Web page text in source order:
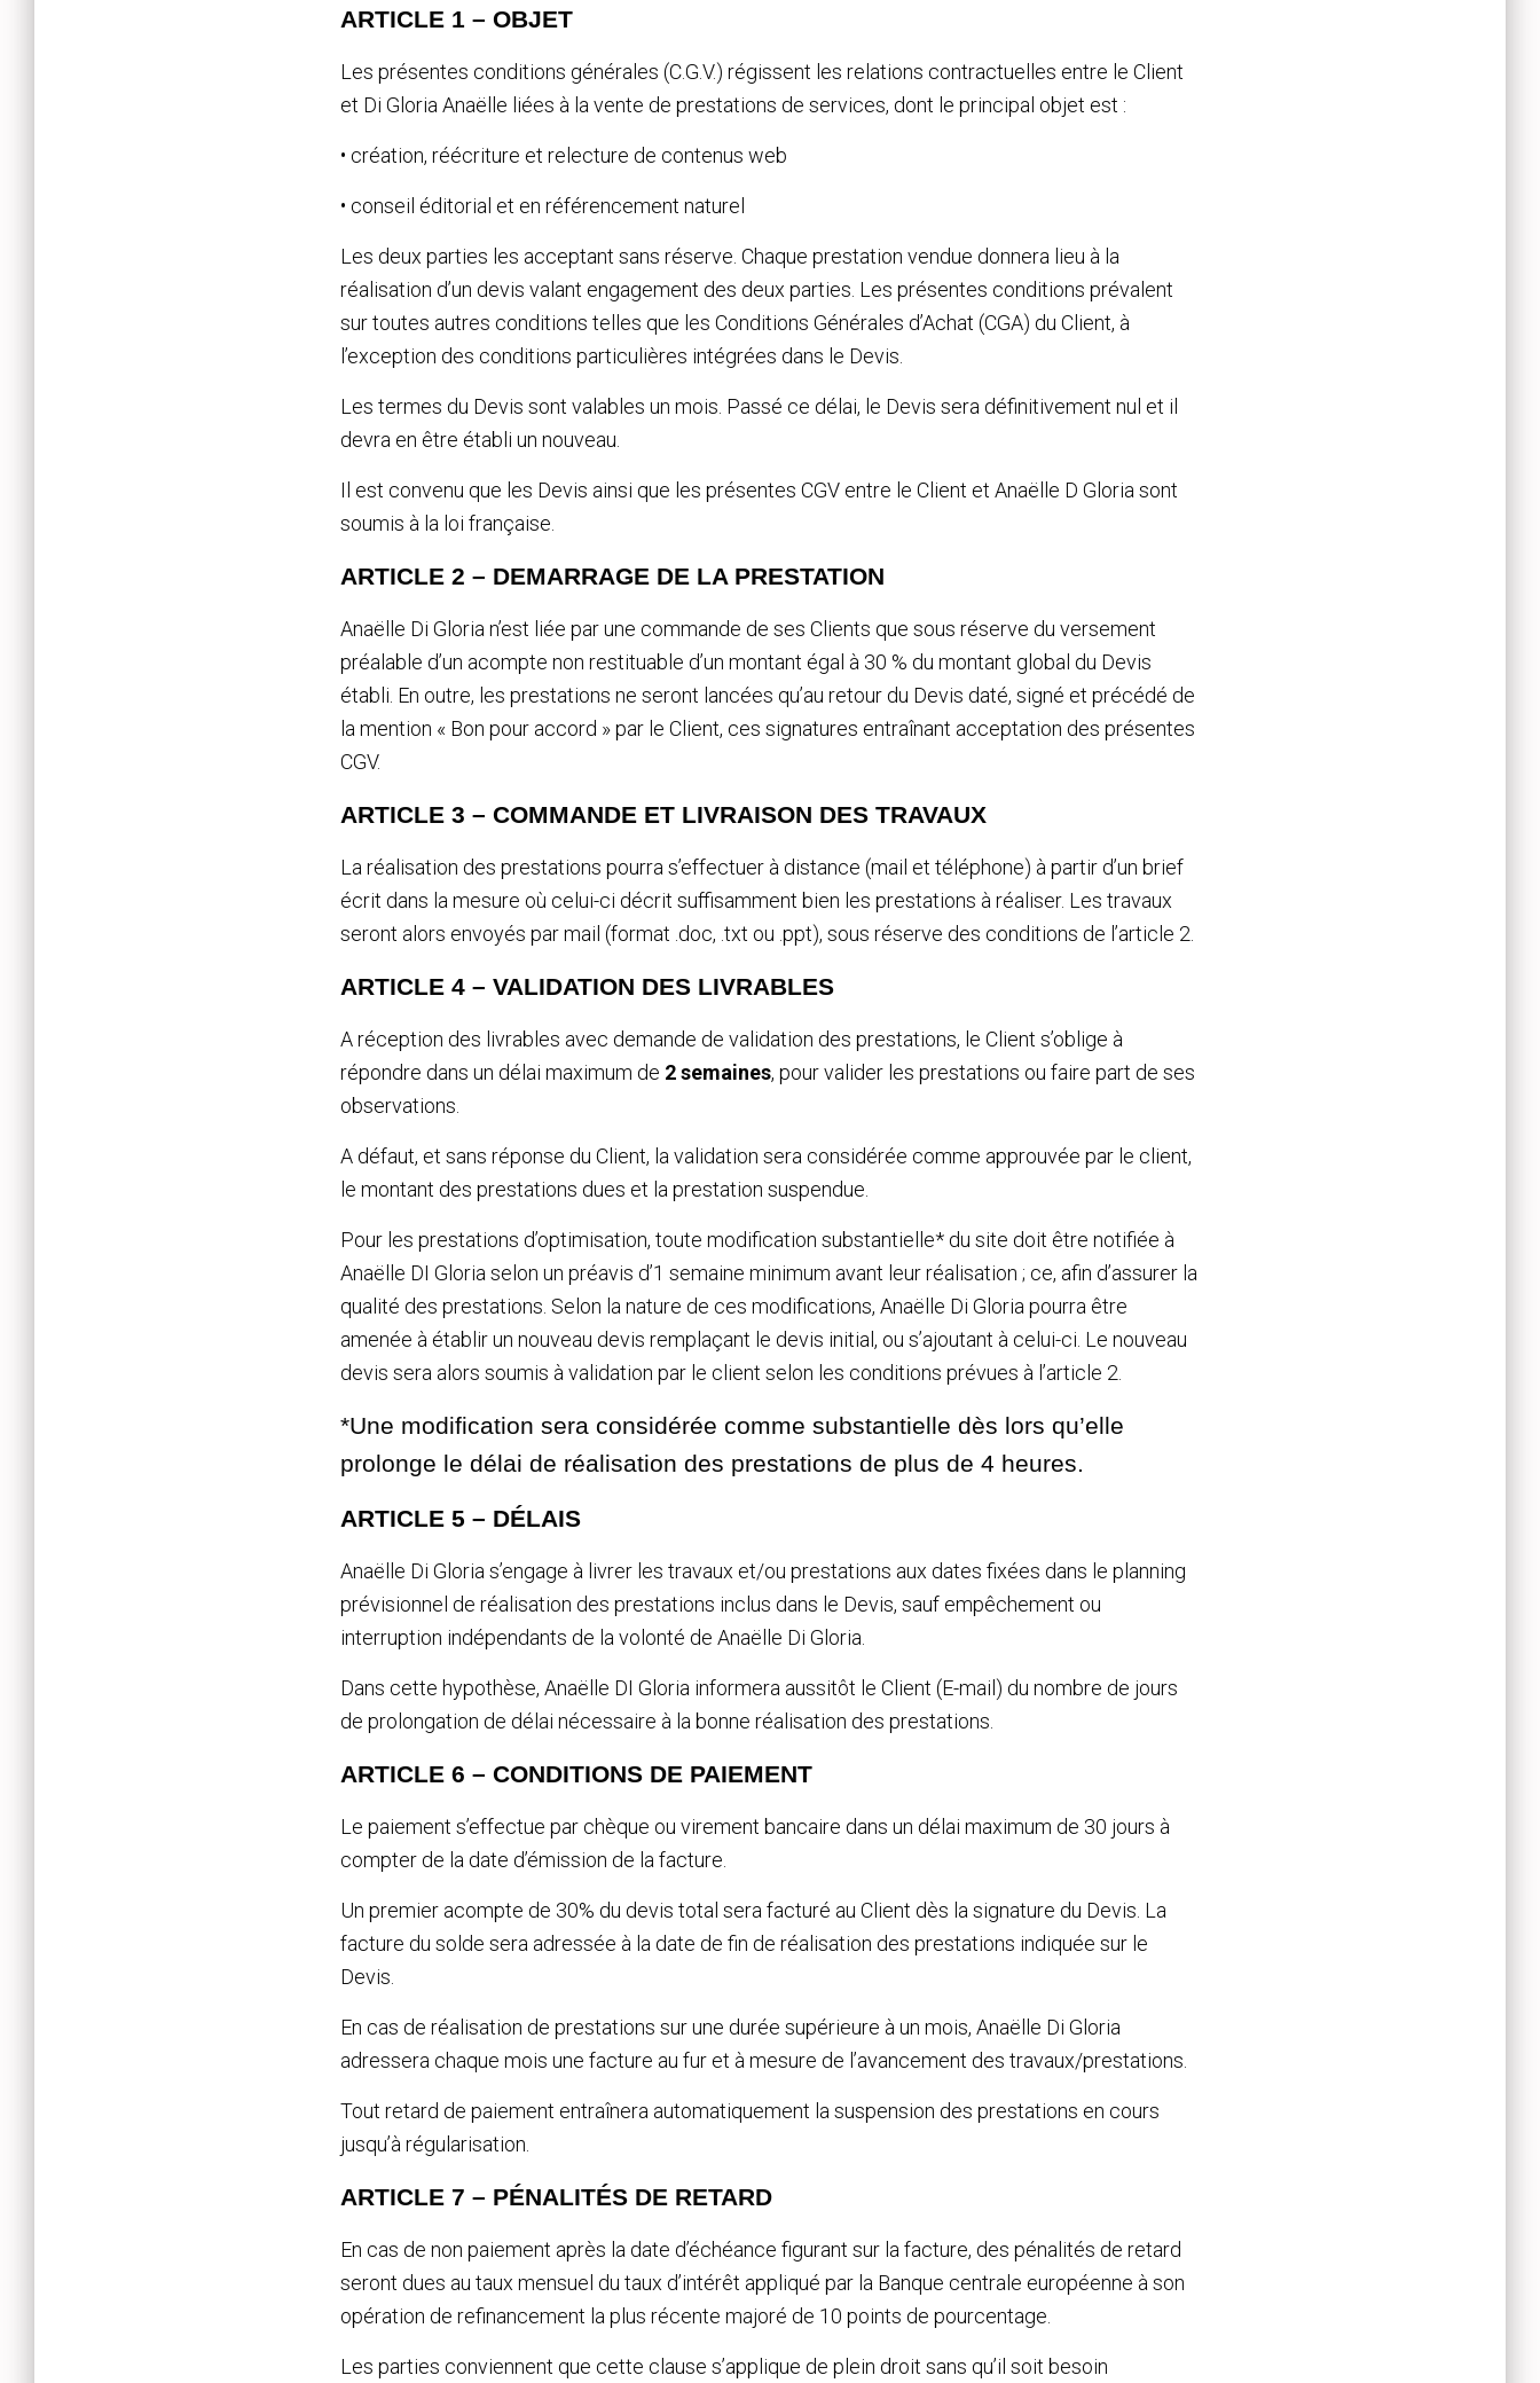
ARTICLE 1 – OBJET
Les présentes conditions générales (C.G.V.) régissent les relations contractuelles entre le Client
et Di Gloria Anaëlle liées à la vente de prestations de services, dont le principal objet est :
• création, réécriture et relecture de contenus web
• conseil éditorial et en référencement naturel
Les deux parties les acceptant sans réserve. Chaque prestation vendue donnera lieu à la
réalisation d’un devis valant engagement des deux parties. Les présentes conditions prévalent
sur toutes autres conditions telles que les Conditions Générales d’Achat (CGA) du Client, à
l’exception des conditions particulières intégrées dans le Devis.
Les termes du Devis sont valables un mois. Passé ce délai, le Devis sera définitivement nul et il
devra en être établi un nouveau.
Il est convenu que les Devis ainsi que les présentes CGV entre le Client et Anaëlle D Gloria sont
soumis à la loi française.
ARTICLE 2 – DEMARRAGE DE LA PRESTATION
Anaëlle Di Gloria n’est liée par une commande de ses Clients que sous réserve du versement
préalable d’un acompte non restituable d’un montant égal à 30 % du montant global du Devis
établi. En outre, les prestations ne seront lancées qu’au retour du Devis daté, signé et précédé de
la mention « Bon pour accord » par le Client, ces signatures entraînant acceptation des présentes
CGV.
ARTICLE 3 – COMMANDE ET LIVRAISON DES TRAVAUX
La réalisation des prestations pourra s’effectuer à distance (mail et téléphone) à partir d’un brief
écrit dans la mesure où celui-ci décrit suffisamment bien les prestations à réaliser. Les travaux
seront alors envoyés par mail (format .doc, .txt ou .ppt), sous réserve des conditions de l’article 2.
ARTICLE 4 – VALIDATION DES LIVRABLES
A réception des livrables avec demande de validation des prestations, le Client s’oblige à
répondre dans un délai maximum de 2 semaines, pour valider les prestations ou faire part de ses
observations.
A défaut, et sans réponse du Client, la validation sera considérée comme approuvée par le client,
le montant des prestations dues et la prestation suspendue.
Pour les prestations d’optimisation, toute modification substantielle* du site doit être notifiée à
Anaëlle DI Gloria selon un préavis d’1 semaine minimum avant leur réalisation ; ce, afin d’assurer la
qualité des prestations. Selon la nature de ces modifications, Anaëlle Di Gloria pourra être
amenée à établir un nouveau devis remplaçant le devis initial, ou s’ajoutant à celui-ci. Le nouveau
devis sera alors soumis à validation par le client selon les conditions prévues à l’article 2.
*Une modification sera considérée comme substantielle dès lors qu’elle
prolonge le délai de réalisation des prestations de plus de 4 heures.
ARTICLE 5 – DÉLAIS
Anaëlle Di Gloria s’engage à livrer les travaux et/ou prestations aux dates fixées dans le planning
prévisionnel de réalisation des prestations inclus dans le Devis, sauf empêchement ou
interruption indépendants de la volonté de Anaëlle Di Gloria.
Dans cette hypothèse, Anaëlle DI Gloria informera aussitôt le Client (E-mail) du nombre de jours
de prolongation de délai nécessaire à la bonne réalisation des prestations.
ARTICLE 6 – CONDITIONS DE PAIEMENT
Le paiement s’effectue par chèque ou virement bancaire dans un délai maximum de 30 jours à
compter de la date d’émission de la facture.
Un premier acompte de 30% du devis total sera facturé au Client dès la signature du Devis. La
facture du solde sera adressée à la date de fin de réalisation des prestations indiquée sur le
Devis.
En cas de réalisation de prestations sur une durée supérieure à un mois, Anaëlle Di Gloria
adressera chaque mois une facture au fur et à mesure de l’avancement des travaux/prestations.
Tout retard de paiement entraînera automatiquement la suspension des prestations en cours
jusqu’à régularisation.
ARTICLE 7 – PÉNALITÉS DE RETARD
En cas de non paiement après la date d’échéance figurant sur la facture, des pénalités de retard
seront dues au taux mensuel du taux d’intérêt appliqué par la Banque centrale européenne à son
opération de refinancement la plus récente majoré de 10 points de pourcentage.
Les parties conviennent que cette clause s’applique de plein droit sans qu’il soit besoin